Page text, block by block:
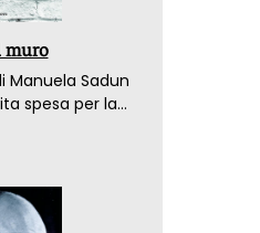
muro
Manuela Sadun
spesa per la